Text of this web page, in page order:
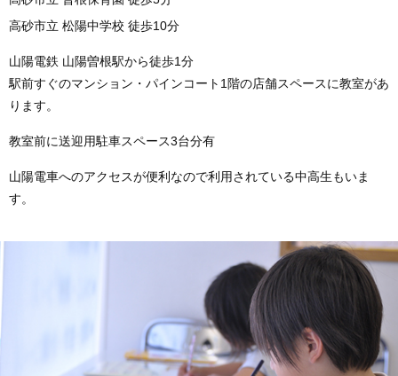
高砂市立 松陽中学校 徒歩10分
山陽電鉄 山陽曽根駅から徒歩1分
駅前すぐのマンション・パインコート1階の店舗スペースに教室があ
ります。
教室前に送迎用駐車スペース3台分有
山陽電車へのアクセスが便利なので利用されている中高生もいま
す。